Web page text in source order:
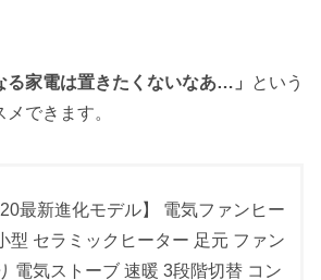
る家電は置きたくないなあ…」
という
できます。
最新進化モデル】 電気ファンヒー
型 セラミックヒーター 足元 ファン
電気ストーブ 速暖 3段階切替 コン